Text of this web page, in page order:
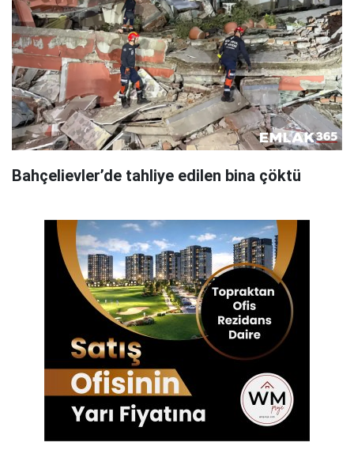
Bahçelievler’de tahliye edilen bina çöktü